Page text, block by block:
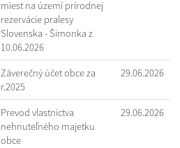
miest na území prírodnej
rezervácie pralesy
Slovenska - Šimonka z
10.06.2026
Záverečný účet obce za
r.2025
29.06.2026
Prevod vlastníctva
nehnuteľného majetku
obce
29.06.2026